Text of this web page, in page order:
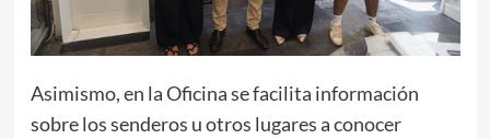
Asimismo, en la Oficina se facilita información
sobre los senderos u otros lugares a conocer